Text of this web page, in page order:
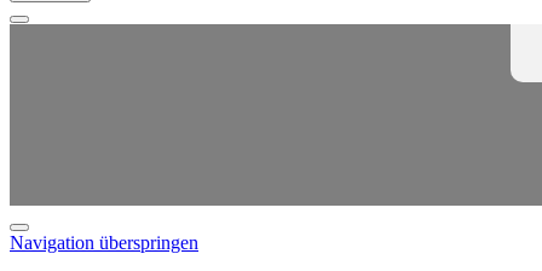
Navigation überspringen